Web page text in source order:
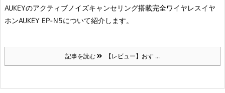
AUKEYのアクティブノイズキャンセリング搭載完全ワイヤレスイヤ
ホンAUKEY EP-N5について紹介します。
記事を読む 【レビュー】おす ...